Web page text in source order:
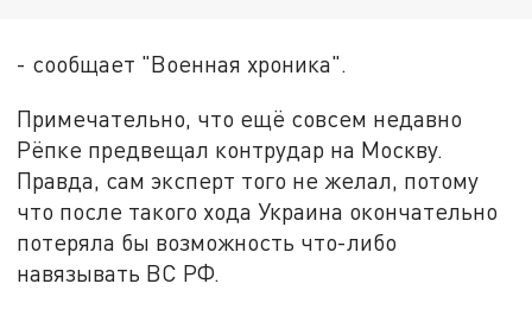
- сообщает "Военная хроника".
Примечательно, что ещё совсем недавно
Рёпке предвещал контрудар на Москву.
Правда, сам эксперт того не желал, потому
что после такого хода Украина окончательно
потеряла бы возможность что-либо
навязывать ВС РФ.